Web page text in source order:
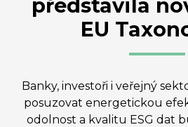
představila
EU
Banky, investoři i veřejný
posuzovat energetickou
odolnost a kvalitu ESG dat